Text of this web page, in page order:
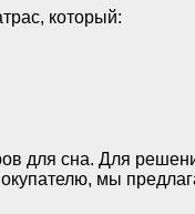
который:
для сна. Для
мы